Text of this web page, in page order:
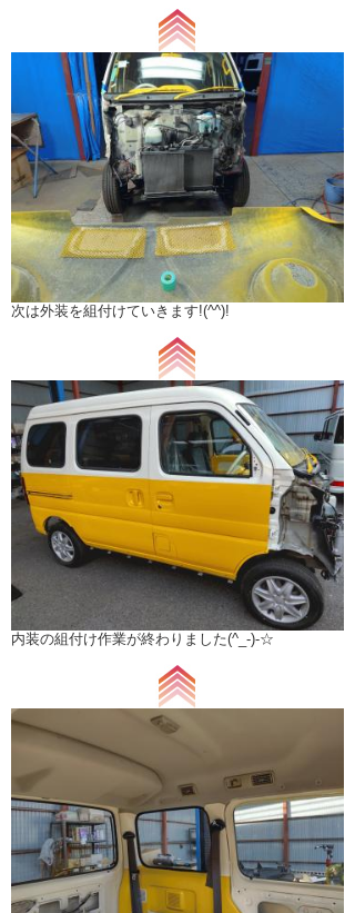
次は外装を組付けていきます!(^^)!
内装の組付け作業が終わりました(^_-)-☆